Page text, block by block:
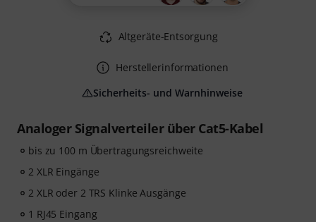
Analoger Signalverteiler über Cat5-Kabel
bis zu 100 m Übertragungsreichweite
2 XLR Eingänge
2 XLR oder 2 TRS Klinke Ausgänge
1 RJ45 Eingang
Altgeräte-Entsorgung
Herstellerinformationen
Sicherheits- und Warnhinweise